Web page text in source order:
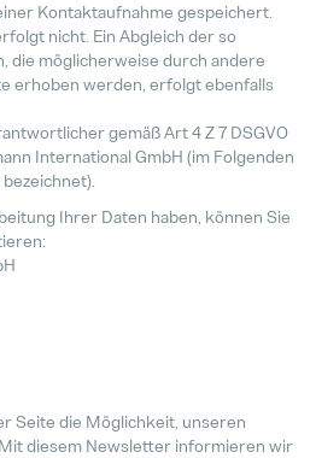
SAP Modulbetreuung /
Vollzeit
HTL-Absolventen (m/w/d)
Vollzeit
Es ist nie zu spät für den
28. Juli 2026
Kontaktaufnahme gespeichert.
nicht. Ein Abgleich der so
die möglicherweise durch andere
erhoben werden, erfolgt ebenfalls
gemäß Art 4 Z 7 DSGVO
International GmbH (im Folgenden
Ihrer Daten haben, können Sie
Seite die Möglichkeit, unseren
diesem Newsletter informieren wir